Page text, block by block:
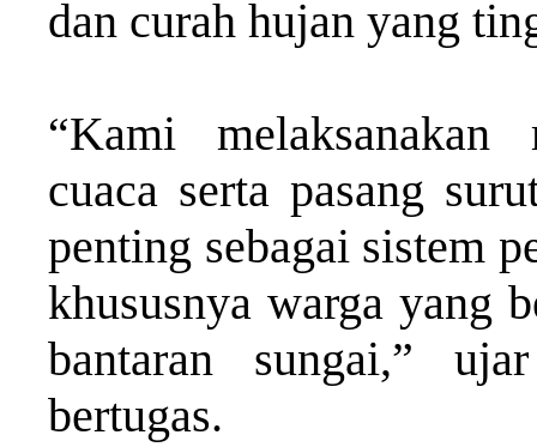
dan curah hujan yang
“Kami melaksanakan
cuaca serta pasang
penting sebagai sistem
khususnya warga yang
bantaran sungai,”
bertugas.